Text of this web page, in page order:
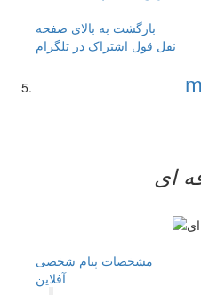
بازگشت به بالای صفحه
نقل قول اشتراک در تلگرام
ای
مشخصات پیام شخصی
آفلاين